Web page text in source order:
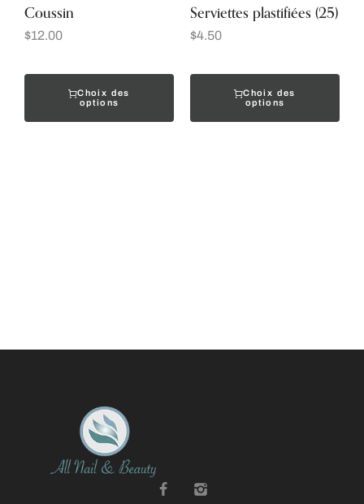
Coussin
$12.00
Choix des
options
Serviettes plastifiées (25)
$4.50
Choix des
options